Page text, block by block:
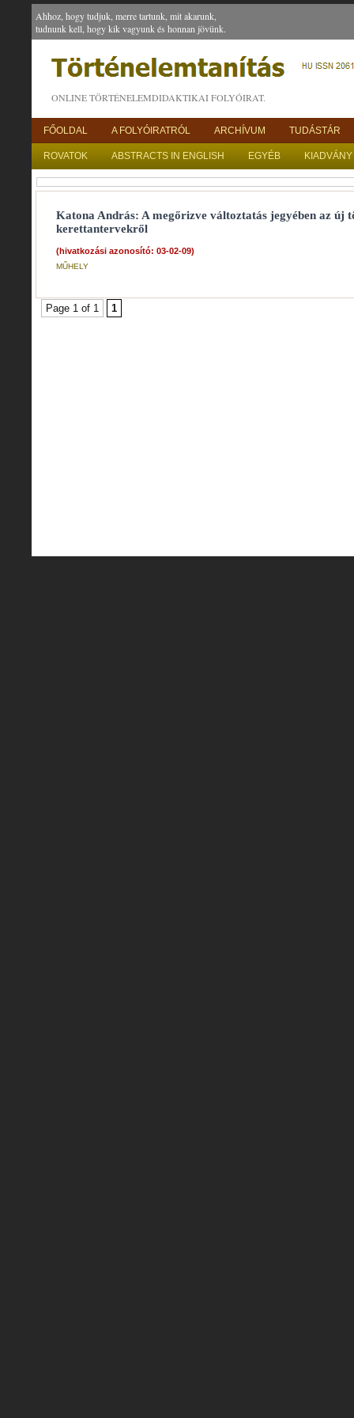
Ahhoz, hogy tudjuk, merre tartunk, mit akarunk,
tudnunk kell, hogy kik vagyunk és honnan jövünk.
ONLINE TÖRTÉNELEMDIDAKTIKAI FOLYÓIRAT.
FŐOLDAL A FOLYÓIRATRÓL ARCHÍVUM TUDÁSTÁR
ROVATOK ABSTRACTS IN ENGLISH EGYÉB
Katona András: A megőrizve változtatás jegyében az új
kerettantervekről
(hivatkozási azonosító: 03-02-09)
MŰHELY
Page 1 of 1 1